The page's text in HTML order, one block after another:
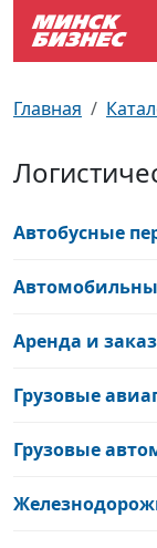
Главная
Автобусные
Аренда и
Грузовые
Грузовые